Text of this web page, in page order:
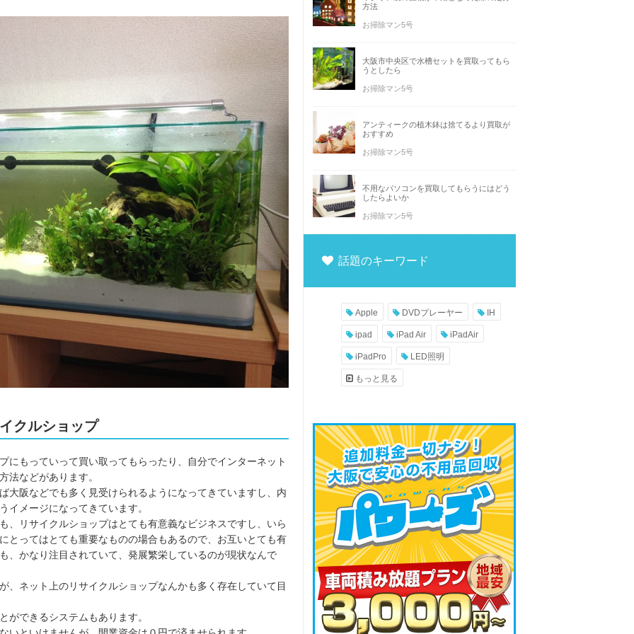
クルショップ
にもっていって買い取ってもらったり、自分でインターネット
法などがあります。
大阪などでも多く見受けられるようになってきていますし、内
イメージになってきています。
、リサイクルショップはとても有意義なビジネスですし、いら
とってはとても重要なものの場合もあるので、お互いとても有
、かなり注目されていて、発展繁栄しているのが現状なんで
、ネット上のリサイクルショップなんかも多く存在していて目
ができるシステムもあります。
方法
お掃除マン5号
大阪市中央区で水槽セットを買取ってもら
うとしたら
お掃除マン5号
アンティークの植木鉢は捨てるより買取が
おすすめ
お掃除マン5号
不用なパソコンを買取してもらうにはどう
したらよいか
お掃除マン5号
話題のキーワード
Apple DVDプレーヤー IH
ipad iPad Air iPadAir
iPadPro LED照明
もっと見る